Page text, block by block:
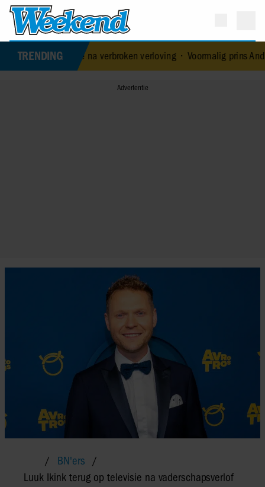
TRENDING
na verbroken verloving•Voormalig prins Andrew werd
BN'ers
Luuk Ikink terug op televisie na vaderschapsverlof